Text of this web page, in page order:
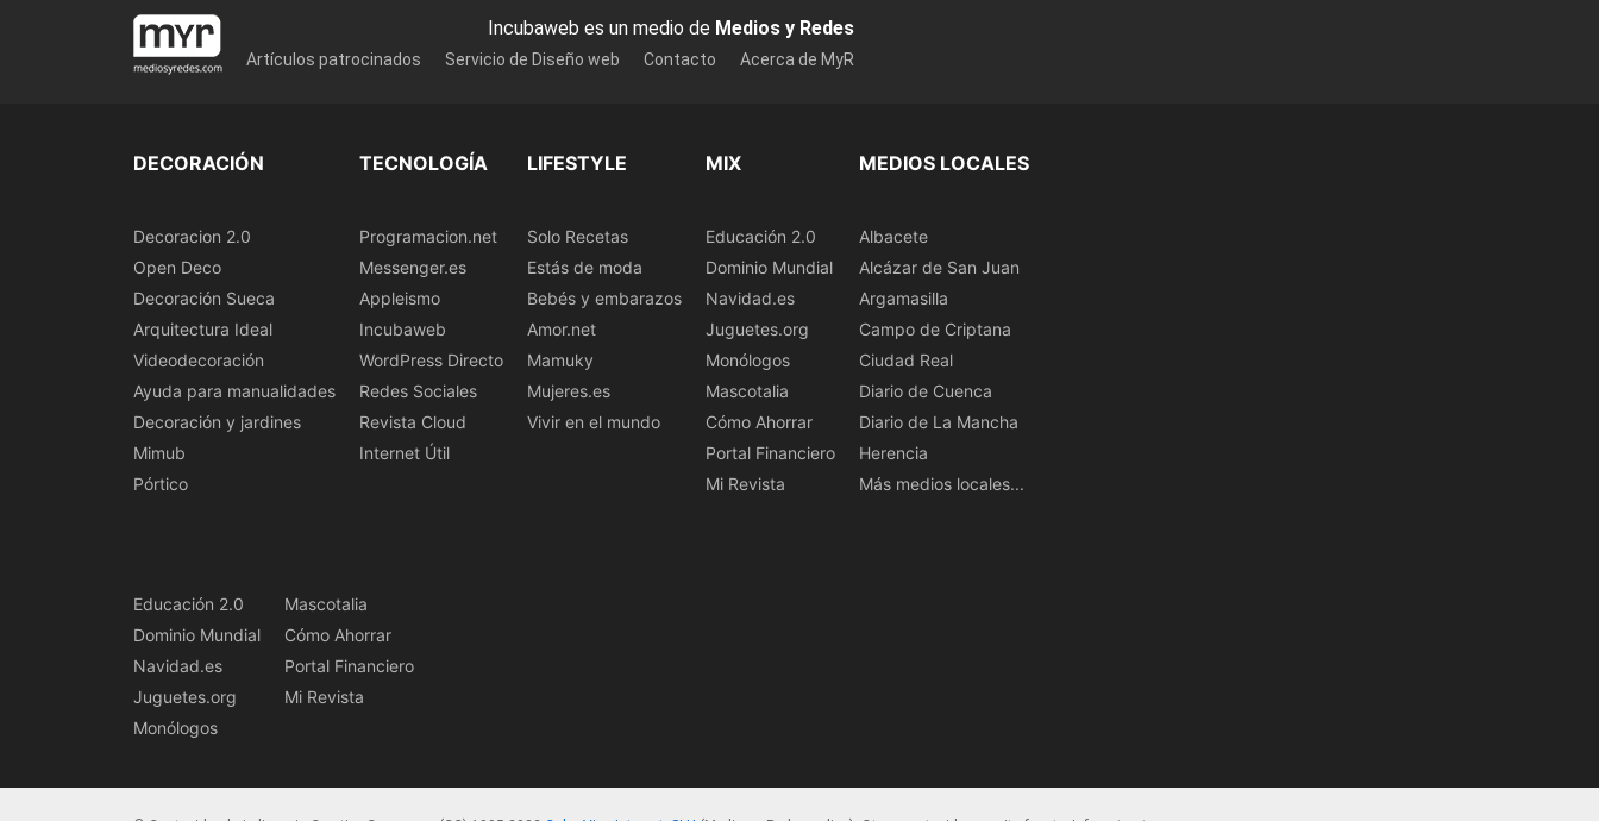
Incubaweb es un medio de Medios y Redes
Artículos patrocinados Servicio de Diseño web Contacto Acerca de MyR
DECORACIÓN
Decoracion 2.0
Open Deco
Decoración Sueca
Arquitectura Ideal
Videodecoración
Ayuda para manualidades
Decoración y jardines
Mimub
Pórtico
TECNOLOGÍA
Programacion.net
Messenger.es
Appleismo
Incubaweb
WordPress Directo
Redes Sociales
Revista Cloud
Internet Útil
LIFESTYLE
Solo Recetas
Estás de moda
Bebés y embarazos
Amor.net
Mamuky
Mujeres.es
Vivir en el mundo
MIX
Educación 2.0
Dominio Mundial
Navidad.es
Juguetes.org
Monólogos
Mascotalia
Cómo Ahorrar
Portal Financiero
Mi Revista
MEDIOS LOCALES
Albacete
Alcázar de San Juan
Argamasilla
Campo de Criptana
Ciudad Real
Diario de Cuenca
Diario de La Mancha
Herencia
Más medios locales...
Educación 2.0
Dominio Mundial
Navidad.es
Juguetes.org
Monólogos
Mascotalia
Cómo Ahorrar
Portal Financiero
Mi Revista